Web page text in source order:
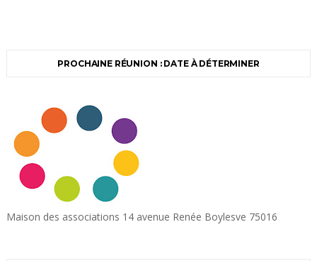
PROCHAINE RÉUNION : DATE À DÉTERMINER
Maison des associations 14 avenue Renée Boylesve 75016